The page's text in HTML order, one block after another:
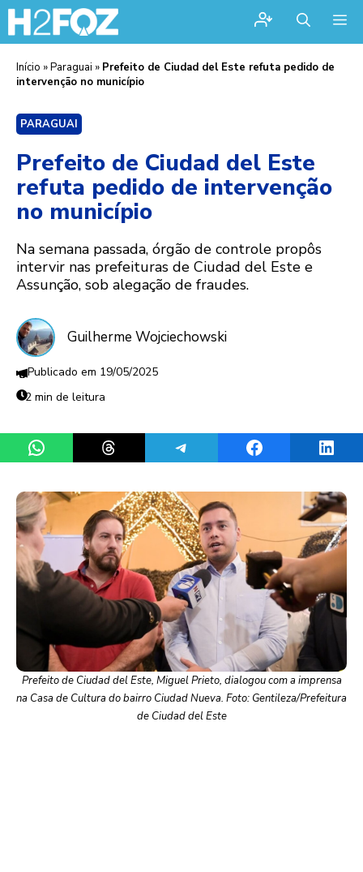
Início »Paraguai » Prefeito de Ciudad del Este refuta pedido de
intervenção no município
PARAGUAI
Prefeito de Ciudad del Este
refuta pedido de intervenção
no município
Na semana passada, órgão de controle propôs
intervir nas prefeituras de Ciudad del Este e
Assunção, sob alegação de fraudes.
Guilherme Wojciechowski
19/05/2025
2 min de leitura
Share on WhatsAppShare on ThreadsShare on TelegramShare on Facebook
Prefeito de Ciudad del Este, Miguel Prieto, dialogou com a imprensa
na Casa de Cultura do bairro Ciudad Nueva. Foto: Gentileza/Prefeitura
de Ciudad del Este